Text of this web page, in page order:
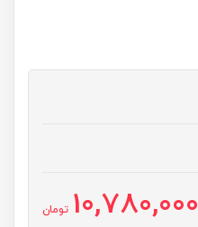
10,780,000 تومان